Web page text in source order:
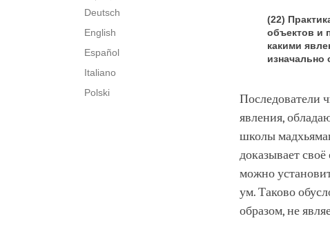
Deutsch
English
Español
Italiano
Polski
(22)
объектов и
какими
изначально
Последователи
явления,
школы
доказывает
можно
ум. Таково
образом, не